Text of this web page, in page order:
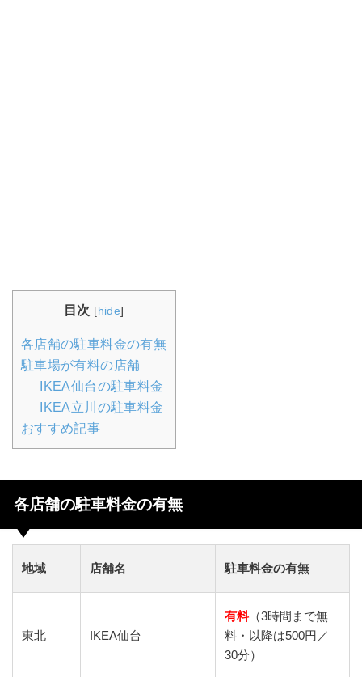
目次 [hide]
各店舗の駐車料金の有無
駐車場が有料の店舗
IKEA仙台の駐車料金
IKEA立川の駐車料金
おすすめ記事
各店舗の駐車料金の有無
地域 店舗名 駐車料金の有無
東北 IKEA仙台
有料 （3時間まで無
料・以降は500円／
30分）